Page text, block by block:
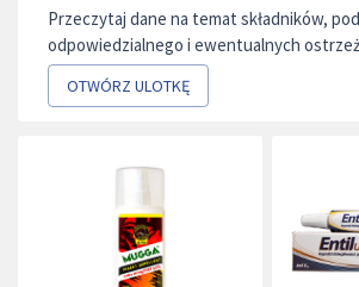
Przeczytaj dane na temat składników,
odpowiedzialnego i ewentualnych
OTWÓRZ ULOTKĘ